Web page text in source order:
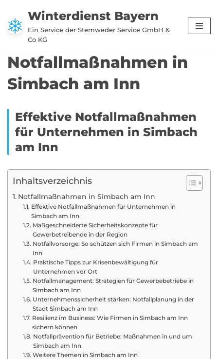
Zum
Inhalt
Winterdienst Bayern
Ein Service der Stemweder Service GmbH &
Co KG
Notfallmaßnahmen in
Simbach am Inn
Effektive Notfallmaßnahmen
für Unternehmen in Simbach
am Inn
Inhaltsverzeichnis
Notfallmaßnahmen in Simbach am Inn
Effektive Notfallmaßnahmen für Unternehmen in
Simbach am Inn
Maßgeschneiderte Sicherheitskonzepte für
Gewerbetreibende in der Region
Notfallvorsorge: So schützen sich Firmen in Simbach am
Inn
Praktische Tipps zur Krisenbewältigung für
Unternehmen vor Ort
Notfallmanagement: Strategien für Gewerbebetriebe in
Simbach am Inn
Unternehmenssicherheit stärken: Notfallplanung in der
Stadt Simbach am Inn
Resilienz im Business: Wie Firmen in Simbach am Inn
sichern können
Notfallprävention für Betriebe: Maßnahmen in und um
Simbach am Inn
Weitere Themen in Simbach am Inn